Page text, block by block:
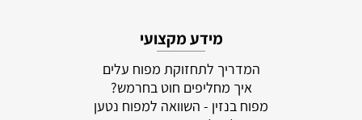
מידע מקצועי
המדריך לתחזוקת מפוח עלים
איך מחליפים חוט בחרמש?
מפוח בנזין - השוואה למפוח נטען